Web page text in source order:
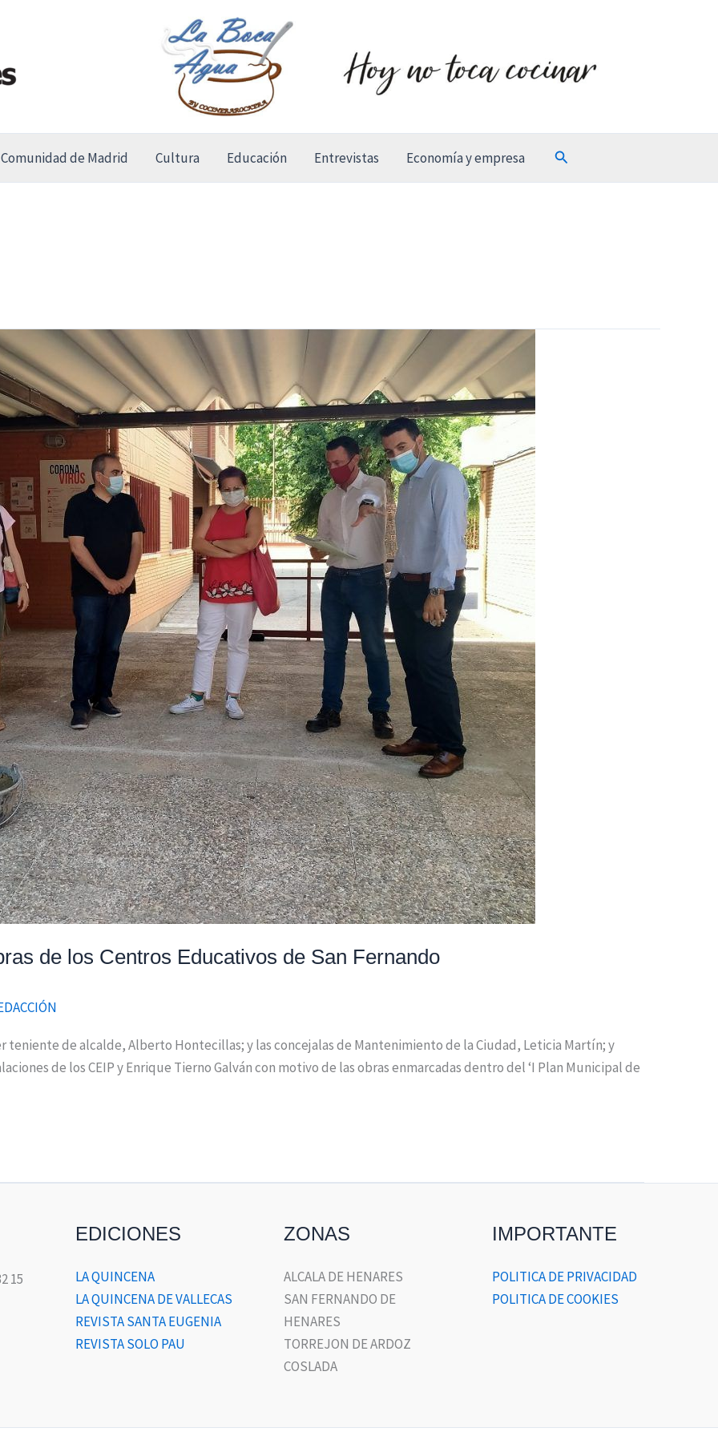
Comunidad de Madrid Cultura Educación Entrevistas Economía y empresa Buscar
de los Centros Educativos de San Fernando
teniente de alcalde, Alberto Hontecillas; y las concejalas de Mantenimiento de la Ciudad, Leticia Martín; y
de los CEIP y Enrique Tierno Galván con motivo de las obras enmarcadas dentro del ‘I Plan Municipal de
15
EDICIONES
LA QUINCENA
LA QUINCENA DE VALLECAS
REVISTA SANTA EUGENIA
REVISTA SOLO PAU
ZONAS
ALCALA DE HENARES
SAN FERNANDO DE
HENARES
TORREJON DE ARDOZ
COSLADA
IMPORTANTE
POLITICA DE PRIVACIDAD
POLITICA DE COOKIES